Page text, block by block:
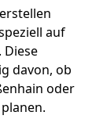
auf
davon, ob
oder